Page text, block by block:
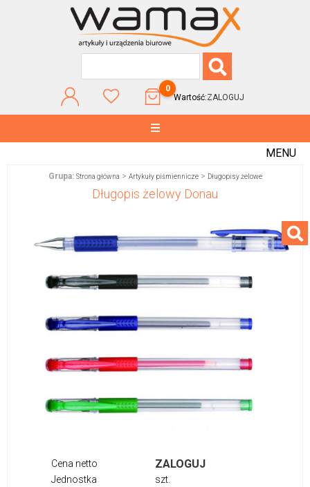
0
Wartość:ZALOGUJ
MENU
Grupa: Strona główna > Artykuły piśmiennicze> Długopisy żelowe
Długopis żelowy Donau
Cena netto ZALOGUJ
Jednostka
szt.